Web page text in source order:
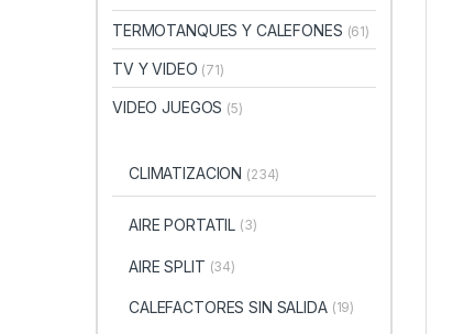
TERMOTANQUES Y CALEFONES (61)
TV Y VIDEO (71)
VIDEO JUEGOS (5)
CLIMATIZACION (234)
AIRE PORTATIL (3)
AIRE SPLIT (34)
CALEFACTORES SIN SALIDA (19)